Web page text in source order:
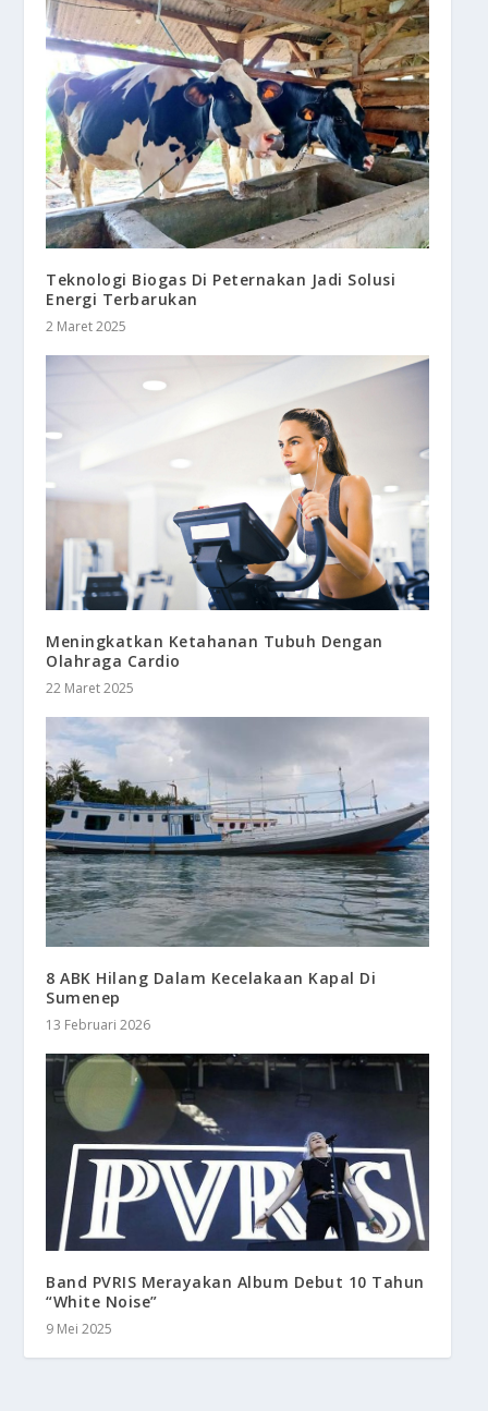
Teknologi Biogas Di Peternakan Jadi Solusi
Energi Terbarukan
2 Maret 2025
Meningkatkan Ketahanan Tubuh Dengan
Olahraga Cardio
22 Maret 2025
8 ABK Hilang Dalam Kecelakaan Kapal Di
Sumenep
13 Februari 2026
Band PVRIS Merayakan Album Debut 10 Tahun
“White Noise”
9 Mei 2025